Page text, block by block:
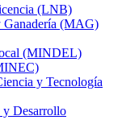
(LNB)
(MAG)
(MINDEL)
y Tecnología
y Desarrollo